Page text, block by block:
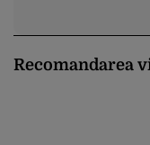
Recomandarea